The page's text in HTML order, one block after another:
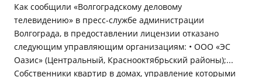
Как сообщили «Волгоградскому деловому
телевидению» в пресс-службе администрации
Волгограда, в предоставлении лицензии отказано
следующим управляющим организациям: • ООО «ЭС
Оазис» (Центральный, Краснооктябрьский районы);...
Собственники квартир в домах, управление которыми